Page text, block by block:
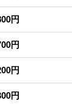
円
円
円
円